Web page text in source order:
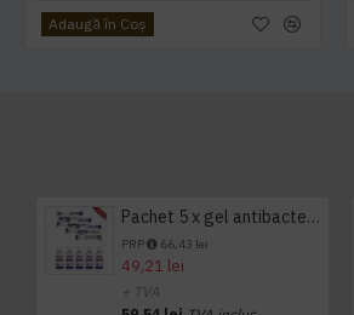
Adaugă în Coş
Pachet 5 x gel antibacterian 50ml si 3 x Servetele antibacteriene 48 buc Hygienium
PRP 66,43 lei
49,21 lei
+ TVA